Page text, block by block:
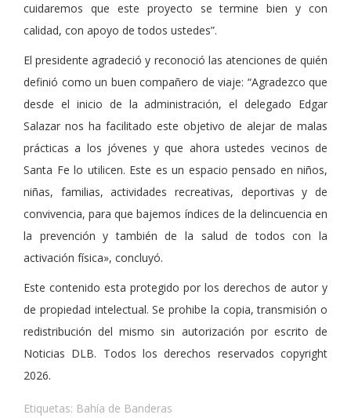
cuidaremos que este proyecto se termine bien y con
calidad, con apoyo de todos ustedes”.
El presidente agradeció y reconoció las atenciones de quién
definió como un buen compañero de viaje: “Agradezco que
desde el inicio de la administración, el delegado Edgar
Salazar nos ha facilitado este objetivo de alejar de malas
prácticas a los jóvenes y que ahora ustedes vecinos de
Santa Fe lo utilicen. Este es un espacio pensado en niños,
niñas, familias, actividades recreativas, deportivas y de
convivencia, para que bajemos índices de la delincuencia en
la prevención y también de la salud de todos con la
activación física», concluyó.
Este contenido esta protegido por los derechos de autor y
de propiedad intelectual. Se prohibe la copia, transmisión o
redistribución del mismo sin autorización por escrito de
Noticias DLB. Todos los derechos reservados copyright
2026.
Etiquetas: Bahía de Banderas